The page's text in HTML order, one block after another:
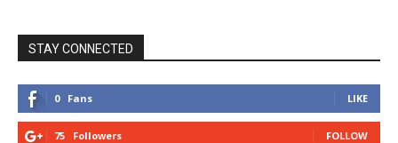
STAY CONNECTED
0 Fans LIKE
75 Followers FOLLOW